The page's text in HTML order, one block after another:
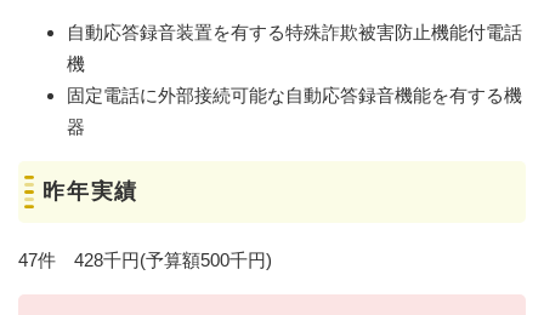
自動応答録音装置を有する特殊詐欺被害防止機能付電話
機
固定電話に外部接続可能な自動応答録音機能を有する機
器
昨年実績
47件 428千円(予算額500千円)